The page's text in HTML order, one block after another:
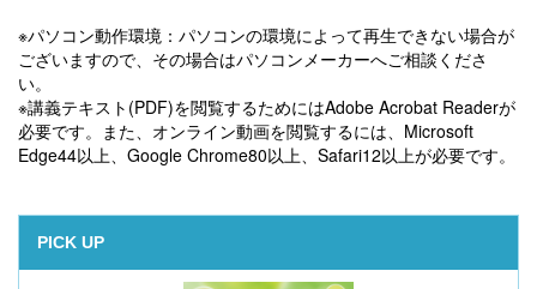
※パソコン動作環境：パソコンの環境によって再生できない場合が
ございますので、その場合はパソコンメーカーへご相談くださ
い。
※講義テキスト(PDF)を閲覧するためにはAdobe Acrobat Readerが
必要です。また、オンライン動画を閲覧するには、Microsoft
Edge44以上、Google Chrome80以上、Safari12以上が必要です。
PICK UP